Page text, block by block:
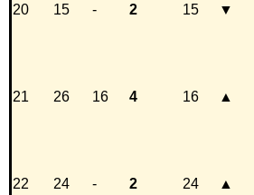
20 15 - 2 15 ▼
21 26 16 4 16 ▲
22 24 - 2 24 ▲